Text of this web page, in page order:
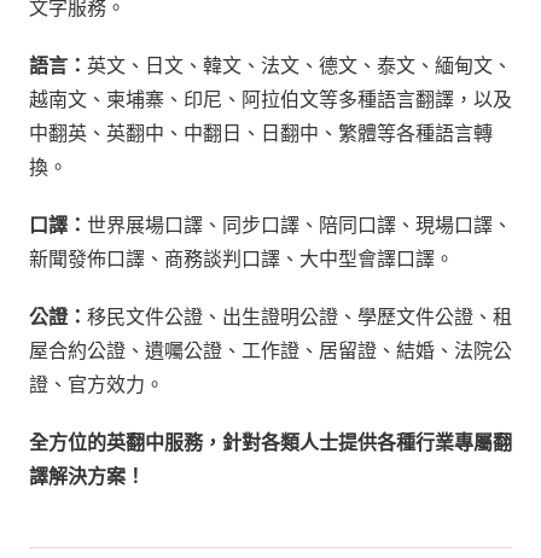
文字服務。
語言： 英文、日文、韓文、法文、德文、泰文、緬甸文、
越南文、柬埔寨、印尼、阿拉伯文等多種語言翻譯，以及
中翻英、英翻中、中翻日、日翻中、繁體等各種語言轉
換。
口譯： 世界展場口譯、同步口譯、陪同口譯、現場口譯、
新聞發佈口譯、商務談判口譯、大中型會譯口譯。
公證： 移民文件公證、出生證明公證、學歷文件公證、租
屋合約公證、遺囑公證、工作證、居留證、結婚、法院公
證、官方效力。
全方位的英翻中服務，針對各類人士提供各種行業專屬翻
譯解決方案！